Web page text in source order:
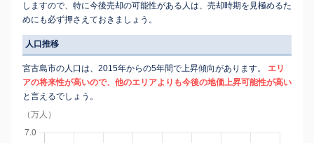
しますので、特に今後売却の可能性がある人は、売却時期を見極めるた
めにも必ず押さえておきましょう。
人口推移
宮古島市の人口は、2015年からの5年間で上昇傾向があります。
エリ
アの将来性が高いので、他のエリアよりも今後の地価上昇可能性が高い
と言えるでしょう。
（万人）